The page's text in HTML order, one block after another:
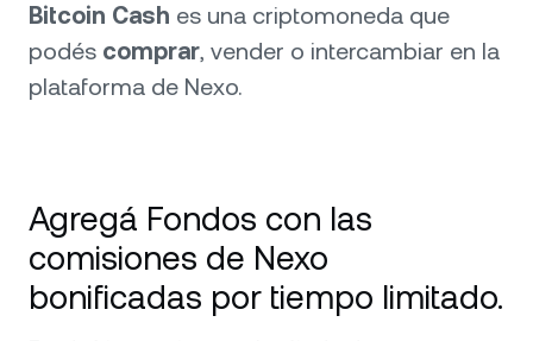
Bitcoin Cash es una criptomoneda que
podés comprar, vender o intercambiar en la
plataforma de Nexo.
Agregá Fondos con las
comisiones de Nexo
bonificadas por tiempo limitado.